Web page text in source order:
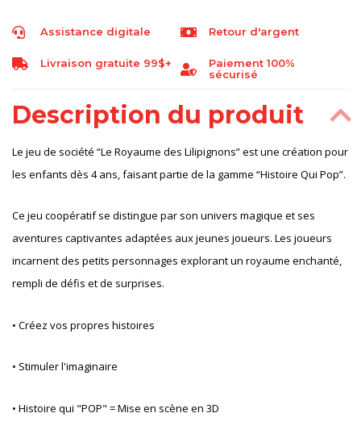
Assistance digitale Retour d'argent
Livraison gratuite 99$+
Paiement 100%
sécurisé
Description du produit
Le jeu de société “Le Royaume des Lilipignons” est une création pour
les enfants dès 4 ans, faisant partie de la gamme “Histoire Qui Pop”.
Ce jeu coopératif se distingue par son univers magique et ses
aventures captivantes adaptées aux jeunes joueurs. Les joueurs
incarnent des petits personnages explorant un royaume enchanté,
rempli de défis et de surprises.
• Créez vos propres histoires
• Stimuler l'imaginaire
• Histoire qui "POP" = Mise en scène en 3D